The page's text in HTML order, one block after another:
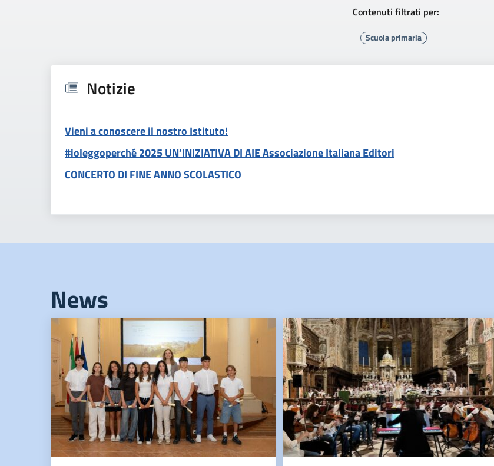
Contenuti filtrati per:
Scuola primaria
Notizie
Vieni a conoscere il nostro Istituto!
#ioleggoperché 2025 UN’INIZIATIVA DI AIE Associazione Italiana Editori
CONCERTO DI FINE ANNO SCOLASTICO
News